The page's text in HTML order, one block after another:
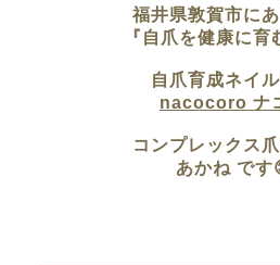
福井県敦賀市に
『自爪を健康に育
自爪育成ネイ
nacocoro ナ
コンプレックス
あかね で